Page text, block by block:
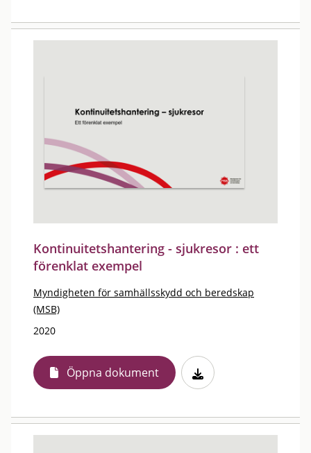
Kontinuitetshantering - sjukresor : ett
förenklat exempel
Myndigheten för samhällsskydd och beredskap
(MSB)
2020
Öppna dokument